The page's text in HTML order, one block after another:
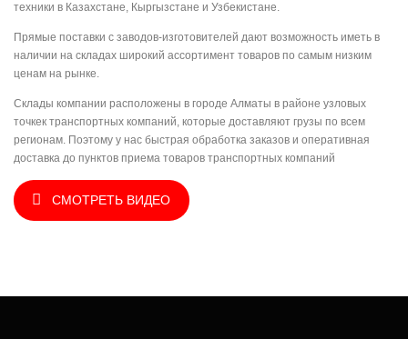
техники в Казахстане, Кыргызстане и Узбекистане.
Прямые поставки с заводов-изготовителей дают возможность иметь в
наличии на складах широкий ассортимент товаров по самым низким
ценам на рынке.
Склады компании расположены в городе Алматы в районе узловых
точкек транспортных компаний, которые доставляют грузы по всем
регионам. Поэтому у нас быстрая обработка заказов и оперативная
доставка до пунктов приема товаров транспортных компаний
СМОТРЕТЬ ВИДЕО